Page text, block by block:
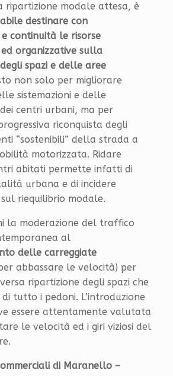
ripartizione modale attesa, è
destinare con
continuità le risorse
organizzative sulla
spazi e delle aree
non solo per migliorare
sistemazioni e delle
centri urbani, ma per
riconquista degli
“sostenibili” della strada a
motorizzata. Ridare
abitati permette infatti di
urbana e di incidere
riequilibrio modale.
la moderazione del traffico
al
delle carreggiate
abbassare le velocità) per
ripartizione degli spazi che
tutto i pedoni. L’introduzione
essere attentamente valutata
le velocità ed i giri viziosi del
di Maranello –